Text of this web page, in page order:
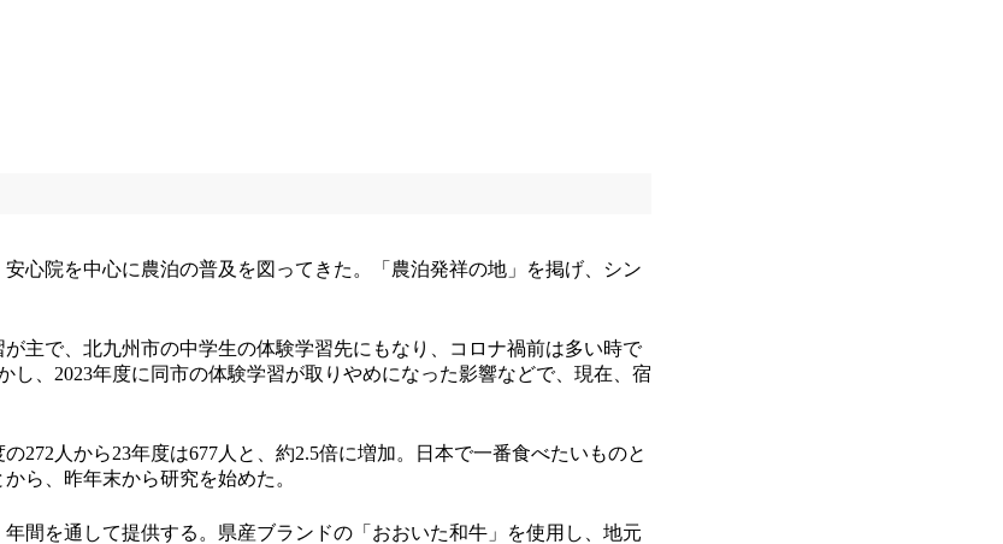
心院を中心に農泊の普及を図ってきた。「農泊発祥の地」を掲げ、シン
主で、北九州市の中学生の体験学習先にもなり、コロナ禍前は多い時で
し、2023年度に同市の体験学習が取りやめになった影響などで、現在、宿
272人から23年度は677人と、約2.5倍に増加。日本で一番食べたいものと
ら、昨年末から研究を始めた。
間を通して提供する。県産ブランドの「おおいた和牛」を使用し、地元